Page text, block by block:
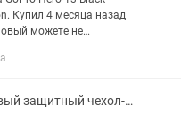
Купил 4 месяца назад
можете не
крепление на
Алюминиевый защитный чехол-рамка для GoPro Hero 9 10 11 черный